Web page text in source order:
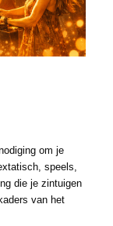
om je
speels,
die je zintuigen
van het